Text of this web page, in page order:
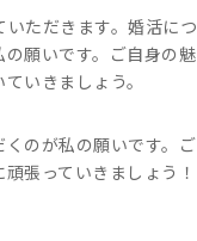
ただきます。婚活につ
願いです。ご自身の魅
いきましょう。
のが私の願いです。ご
張っていきましょう！